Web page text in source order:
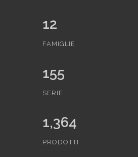
12
FAMIGLIE
155
SERIE
1,364
PRODOTTI